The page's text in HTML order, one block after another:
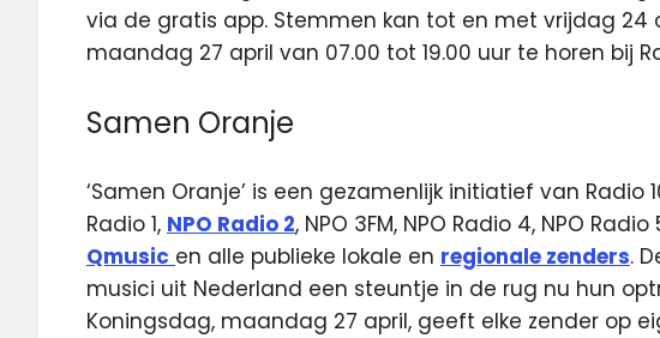
via de gratis app. Stemmen kan tot en met vrijdag 24
maandag 27 april van 07.00 tot 19.00 uur te horen bij
Samen Oranje
‘Samen Oranje’ is een gezamenlijk initiatief van Radio
Radio 1, NPO Radio 2, NPO 3FM, NPO Radio 4, NPO Radio
Qmusic en alle publieke lokale en regionale zenders.
musici uit Nederland een steuntje in de rug nu hun
Koningsdag, maandag 27 april, geeft elke zender op